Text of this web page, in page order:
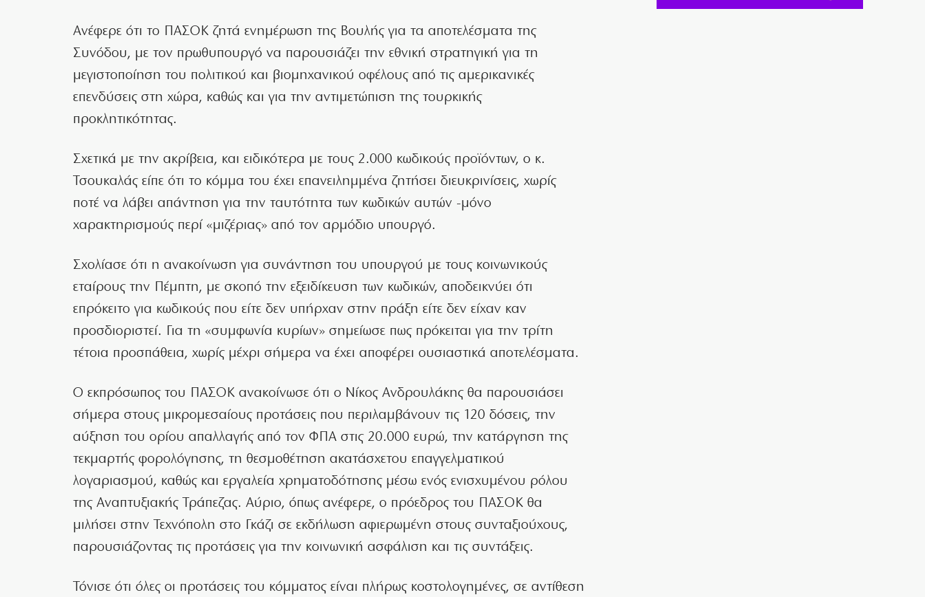
Ανέφερε ότι το ΠΑΣΟΚ ζητά ενημέρωση της Βουλής για τα αποτελέσματα της
Συνόδου, με τον πρωθυπουργό να παρουσιάζει την εθνική στρατηγική για τη
μεγιστοποίηση του πολιτικού και βιομηχανικού οφέλους από τις αμερικανικές
επενδύσεις στη χώρα, καθώς και για την αντιμετώπιση της τουρκικής
προκλητικότητας.
Σχετικά με την ακρίβεια, και ειδικότερα με τους 2.000 κωδικούς προϊόντων, ο κ.
Τσουκαλάς είπε ότι το κόμμα του έχει επανειλημμένα ζητήσει διευκρινίσεις, χωρίς
ποτέ να λάβει απάντηση για την ταυτότητα των κωδικών αυτών -μόνο
χαρακτηρισμούς περί «μιζέριας» από τον αρμόδιο υπουργό.
Σχολίασε ότι η ανακοίνωση για συνάντηση του υπουργού με τους κοινωνικούς
εταίρους την Πέμπτη, με σκοπό την εξειδίκευση των κωδικών, αποδεικνύει ότι
επρόκειτο για κωδικούς που είτε δεν υπήρχαν στην πράξη είτε δεν είχαν καν
προσδιοριστεί. Για τη «συμφωνία κυρίων» σημείωσε πως πρόκειται για την τρίτη
τέτοια προσπάθεια, χωρίς μέχρι σήμερα να έχει αποφέρει ουσιαστικά αποτελέσματα.
Ο εκπρόσωπος του ΠΑΣΟΚ ανακοίνωσε ότι ο Νίκος Ανδρουλάκης θα παρουσιάσει
σήμερα στους μικρομεσαίους προτάσεις που περιλαμβάνουν τις 120 δόσεις, την
αύξηση του ορίου απαλλαγής από τον ΦΠΑ στις 20.000 ευρώ, την κατάργηση της
τεκμαρτής φορολόγησης, τη θεσμοθέτηση ακατάσχετου επαγγελματικού
λογαριασμού, καθώς και εργαλεία χρηματοδότησης μέσω ενός ενισχυμένου ρόλου
της Αναπτυξιακής Τράπεζας. Αύριο, όπως ανέφερε, ο πρόεδρος του ΠΑΣΟΚ θα
μιλήσει στην Τεχνόπολη στο Γκάζι σε εκδήλωση αφιερωμένη στους συνταξιούχους,
παρουσιάζοντας τις προτάσεις για την κοινωνική ασφάλιση και τις συντάξεις.
Τόνισε ότι όλες οι προτάσεις του κόμματος είναι πλήρως κοστολογημένες, σε αντίθεση